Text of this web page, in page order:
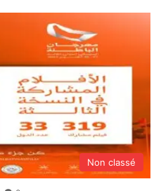
Non classé